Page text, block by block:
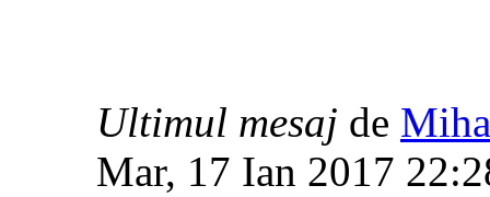
Ultimul mesaj de
Mar, 17 Ian 2017